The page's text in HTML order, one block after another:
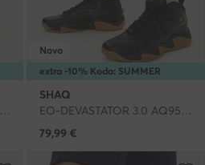
EO-DEVASTATOR 3.0 AQ95078M-BW · Čevlji za košarko
extra -10% Koda: SUMMER
Novo
SHAQ
EO-DEVASTATOR 3.0 AQ95078M-B · Čevlji za košarko
79,99 €